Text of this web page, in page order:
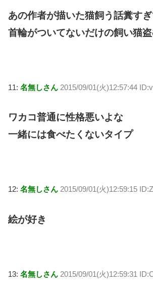
あの作者が描いた猫飼う話糞す
首輪がついてないだけの飼い猫
11: 名無しさん 2015/09/01(火)12:57:44
ワカコ普通に性格悪いよな
一緒には食べたくないタイプ
12: 名無しさん 2015/09/01(火)12:59:15
絵が好き
13: 名無しさん 2015/09/01(火)12:59:31